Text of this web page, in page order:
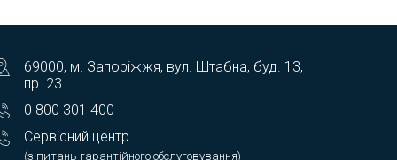
69000, м. Запоріжжя, вул. Штабна, буд. 13,
пр. 23.
0 800 301 400
Сервісний центр
(з питань гарантійного обслуговування)